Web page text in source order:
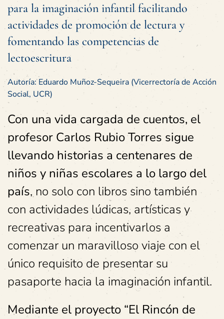
para la imaginación infantil facilitando
actividades de promoción de lectura y
fomentando las competencias de
lectoescritura
Autoría: Eduardo Muñoz-Sequeira (Vicerrectoría de Acción
Social, UCR)
Con una vida cargada de cuentos, el
profesor Carlos Rubio Torres sigue
llevando historias a centenares de
niños y niñas escolares a lo largo del
país, no solo con libros sino también
con actividades lúdicas, artísticas y
recreativas para incentivarlos a
comenzar un maravilloso viaje con el
único requisito de presentar su
pasaporte hacia la imaginación infantil.
Mediante el proyecto “El Rincón de